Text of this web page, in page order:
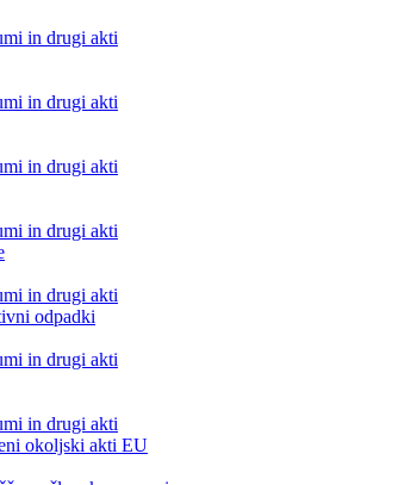
in drugi akti
in drugi akti
in drugi akti
in drugi akti
in drugi akti
odpadki
in drugi akti
in drugi akti
okoljski akti EU